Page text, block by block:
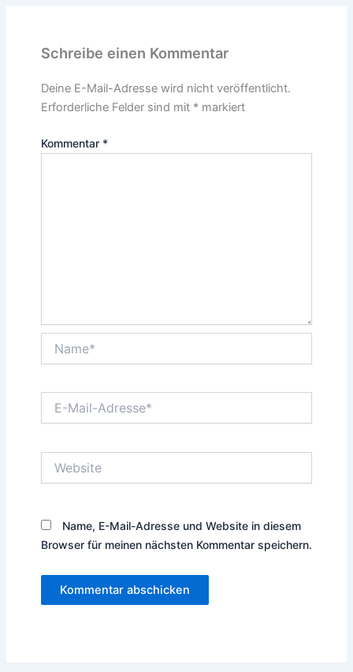
Schreibe einen Kommentar
Deine E-Mail-Adresse wird nicht veröffentlicht.
Erforderliche Felder sind mit *markiert
Kommentar *
Mail-
Name, E-Mail-Adresse und Website in diesem
Browser für meinen nächsten Kommentar speichern.